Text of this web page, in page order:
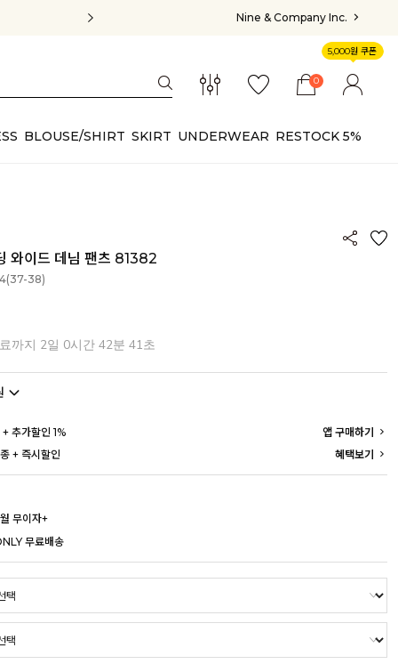
Nine & Company Inc.
0
5,000원 쿠폰
BLOUSE/SHIRT SKIRT UNDERWEAR RESTOCK 5%
와이드 데님 팬츠 81382
38)
까지 2일 0시간 42분 39초
추가할인 1%
앱 구매하기
+ 즉시할인
혜택보기
무이자+
무료배송